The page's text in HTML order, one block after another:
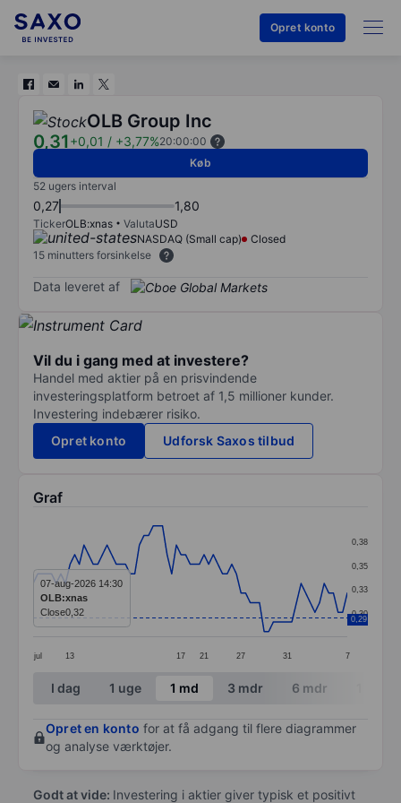
Opret konto
OLB Group Inc
0,31+0,01 / +3,77%20:00:00
Køb
52 ugers interval
0,27 1,80
TickerOLB:xnas ValutaUSD
NASDAQ (Small cap)
Closed
15 minutters forsinkelse
Data leveret af
Vil du i gang med at investere?
Handel med aktier på en prisvindende
investeringsplatform betroet af 1,5 millioner kunder.
Investering indebærer risiko.
Opret konto
Udforsk Saxos tilbud
Graf
Line chart with 69 data points.
The chart has 1 X axis displaying categories.
The chart has 1 Y axis displaying values. Data
jul 13 17 21 27 31 7
0,30
0,33
0,35
0,38
0,29
07-aug-2026 14:30
OLB:xnas
Close0,32
End of interactive chart.
I dag 1 uge 1 md 3 mdr 6 mdr
Opret en konto for at få adgang til flere diagrammer
og analyse værktøjer.
Godt at vide: Investering i aktier giver typisk et positivt